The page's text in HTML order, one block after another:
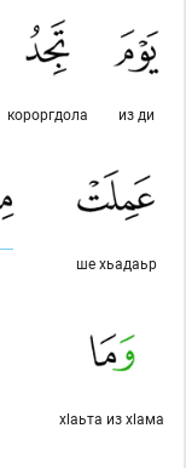
из ди
короргдола
ше хьадаьр
хlаьта из хlама